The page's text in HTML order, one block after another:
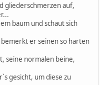
gliederschmerzen auf,
baum und schaut sich
er seinen so harten
seine normalen beine,
gesicht, um diese zu